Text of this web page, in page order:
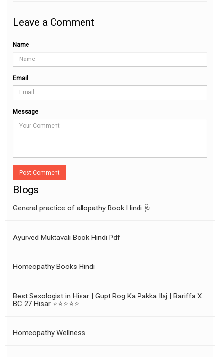
Leave a Comment
Name
Email
Message
Post Comment
Blogs
General practice of allopathy Book Hindi 🩺
Ayurved Muktavali Book Hindi Pdf
Homeopathy Books Hindi
Best Sexologist in Hisar | Gupt Rog Ka Pakka Ilaj | Bariffa X
BC 27 Hisar ⭐⭐⭐⭐⭐
Homeopathy Wellness